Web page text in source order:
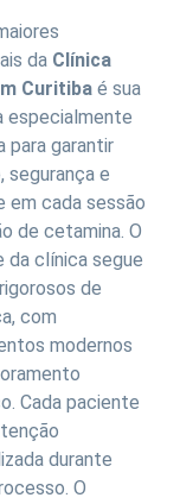
da Clínica
Curitiba é sua
especialmente
para garantir
e
em cada sessão
de cetamina. O
da clínica segue
de
com
modernos
Cada paciente
durante
O